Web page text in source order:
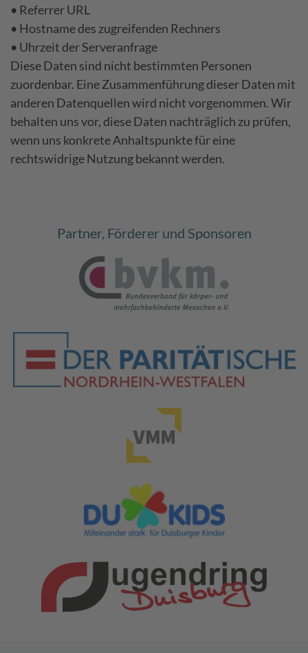
• Referrer URL
• Hostname des zugreifenden Rechners
• Uhrzeit der Serveranfrage
Diese Daten sind nicht bestimmten Personen
zuordenbar. Eine Zusammenführung dieser Daten mit
anderen Datenquellen wird nicht vorgenommen. Wir
behalten uns vor, diese Daten nachträglich zu prüfen,
wenn uns konkrete Anhaltspunkte für eine
rechtswidrige Nutzung bekannt werden.
Partner, Förderer und Sponsoren